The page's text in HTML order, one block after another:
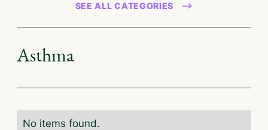
SEE ALL CATEGORIES
Asthma
No items found.